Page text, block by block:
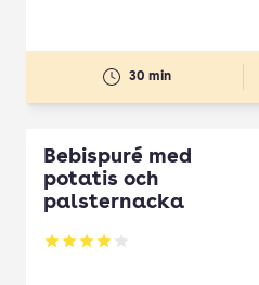
30 min
Bebispuré med
potatis och
palsternacka
Betyg: 4.04 av 5